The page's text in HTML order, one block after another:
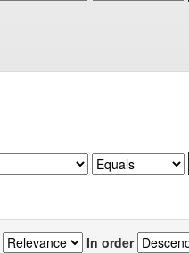
In order